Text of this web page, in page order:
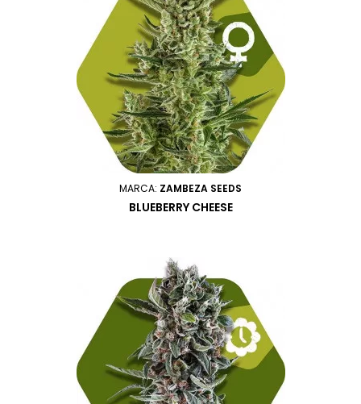
MARCA: ZAMBEZA SEEDS
BLUEBERRY CHEESE